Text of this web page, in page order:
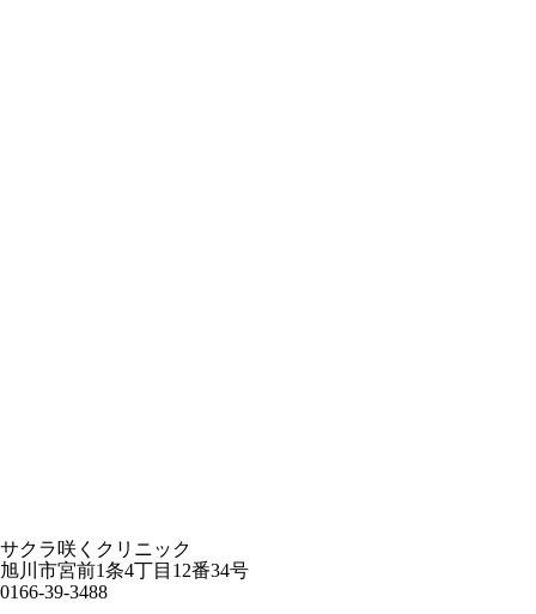
サクラ咲くクリニック
旭川市宮前1条4丁目12番34号
0166-39-3488